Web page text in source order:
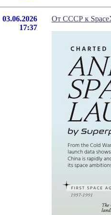
03.06.2026
17:37
От СССР к